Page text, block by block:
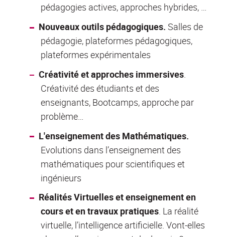
pédagogies actives, approches hybrides, …
Nouveaux outils pédagogiques. Salles de
pédagogie, plateformes pédagogiques,
plateformes expérimentales
Créativité et approches immersives.
Créativité des étudiants et des
enseignants, Bootcamps, approche par
problème…
L'enseignement des Mathématiques.
Evolutions dans l’enseignement des
mathématiques pour scientifiques et
ingénieurs
Réalités Virtuelles et enseignement en
cours et en travaux pratiques. La réalité
virtuelle, l’intelligence artificielle. Vont-elles